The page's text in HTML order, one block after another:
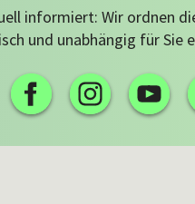
informiert: Wir ordnen
und unabhängig für Sie